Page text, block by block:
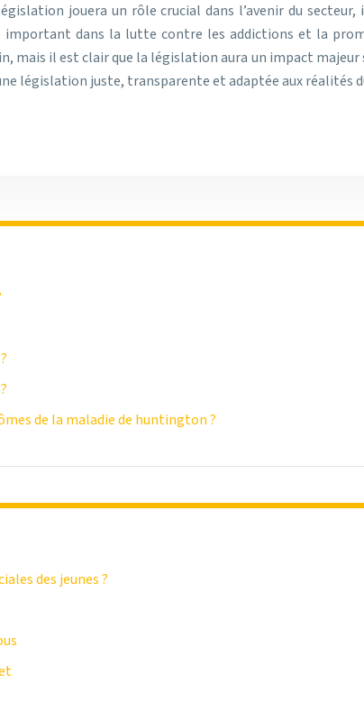
jouera un rôle crucial dans l’avenir du
important dans la lutte contre les addictions et la
mais il est clair que la législation aura un impact
législation juste, transparente et adaptée aux réalités
de la maladie de huntington ?
des jeunes ?